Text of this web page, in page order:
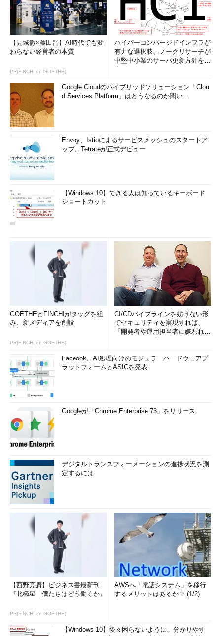
【見城徹×藤田晋】AI時代でも変
わらない経営者の本質
PR(FINCHI on GOETHE)
ハイパーコンバージドインフラが
有力な選択肢、ノークリサーチが
中堅中小業のサーバ更新方針を調
Google Cloudのハイブリッドソリューション「Clou
d Services Platform」はどうなるのか聞い...
Envoy、Istioによるサービスメッシュのスタートア
ップ、Tetrateが正式デビュー
【Windows 10】できる人は知っているキーボード
ショートカット
GOETHEとFINCHIがタッグを組
み、新メディアを創設
PR(FINCHI on GOETHE)
CI/CDパイプラインを妨げない形
でセキュリティを実現すれば、
「開発者や運用担当者に嫌われな
Faceook、AI処理向けのモジュラーハードウェアプ
ラットフォームとASICを発表
Googleが「Chrome Enterprise 73」をリリース
デジタルトランスフォーメーションの進捗状況を測
定するには
【西野亮廣】ビジネス書最新刊
『北極星 僕たちはどう働くか』
PR(FINCHI on GOETHE)
AWSへ「電話システム」を移行
するメリットはあるか？ (1/2)
【Windows 10】後々困らないように、分かりやす